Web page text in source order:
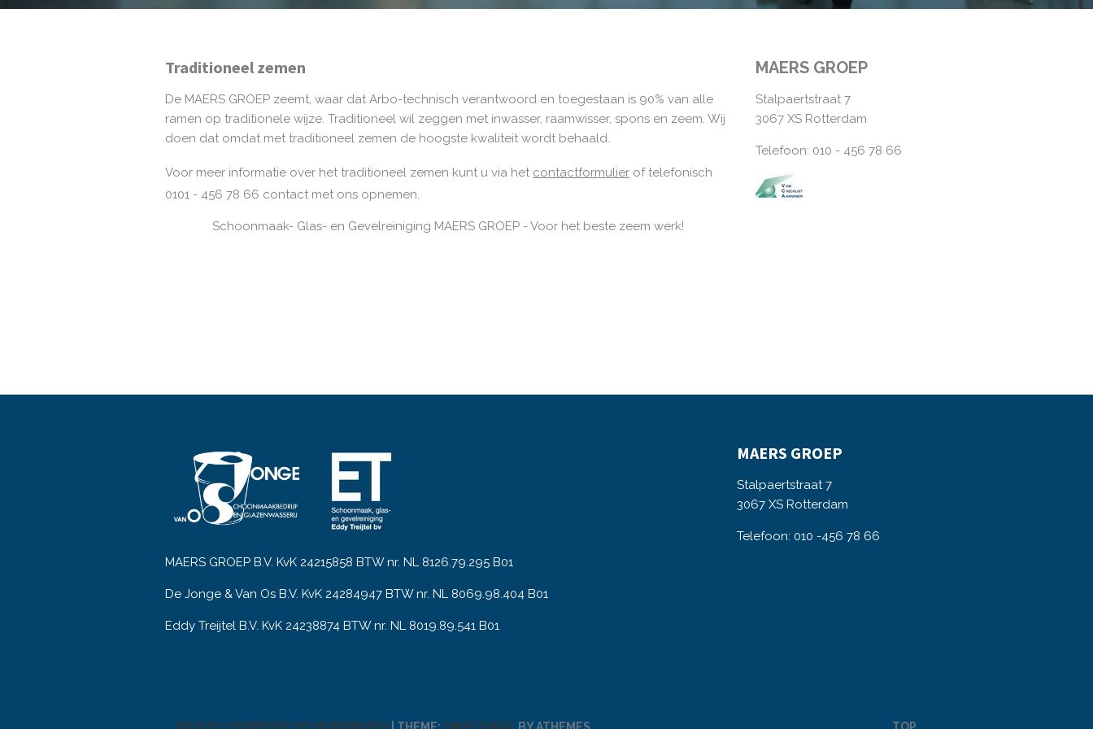
Traditioneel zemen
De MAERS GROEP zeemt, waar dat Arbo-technisch verantwoord en toegestaan is 90% van alle
ramen op traditionele wijze. Traditioneel wil zeggen met inwasser, raamwisser, spons en zeem. Wij
doen dat omdat met traditioneel zemen de hoogste kwaliteit wordt behaald.
Voor meer informatie over het traditioneel zemen kunt u via het contactformulier of telefonisch
0101 - 456 78 66 contact met ons opnemen.
Schoonmaak- Glas- en Gevelreiniging MAERS GROEP - Voor het beste zeem werk!
MAERS GROEP
Stalpaertstraat 7
3067 XS Rotterdam
Telefoon: 010 - 456 78 66
MAERS GROEP B.V. KvK 24215858 BTW nr. NL 8126.79.295 B01
De Jonge & Van Os B.V. KvK 24284947 BTW nr. NL 8069.98.404 B01
Eddy Treijtel B.V. KvK 24238874 BTW nr. NL 8019.89.541 B01
MAERS GROEP
Stalpaertstraat 7
3067 XS Rotterdam
Telefoon: 010 -456 78 66
PROUDLY POWERED BY WORDPRESS THEME: SWEETHEAT BY ATHEMES TOP